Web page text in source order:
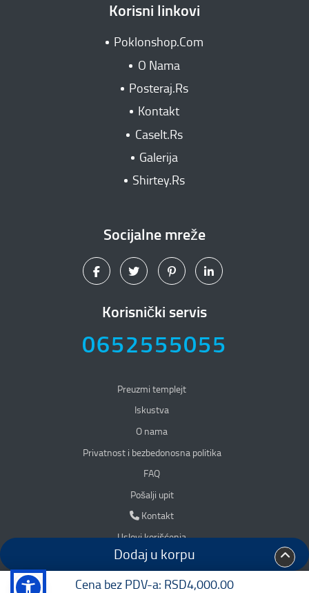
Cena bez PDV-a: RSD4,000.00
Dodaj u korpu
Korisni linkovi
Poklonshop.Com
O Nama
Posteraj.Rs
Kontakt
CaseIt.Rs
Galerija
Shirtey.Rs
Socijalne mreže
Korisnički servis
0652555055
Preuzmi templejt
Iskustva
O nama
Privatnost i bezbedonosna politika
Privatnost i bezbedonosna politika
FAQ
Pošalji upit
Kontakt
Kontakt
Uslovi korišćenja
Accessibility
Mapa sajta